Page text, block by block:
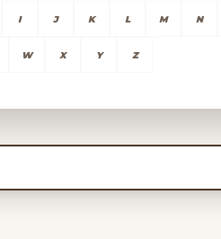
I J K L M N
W X Y Z